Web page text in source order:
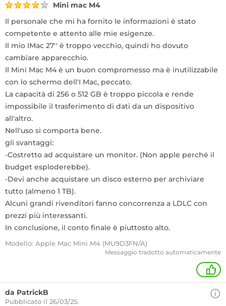
Mini mac M4
Il personale che mi ha fornito le informazioni è stato
competente e attento alle mie esigenze.
Il mio IMac 27'' è troppo vecchio, quindi ho dovuto
cambiare apparecchio.
Il Mini Mac M4 è un buon compromesso ma è inutilizzabile
con lo schermo dell'I Mac, peccato.
La capacità di 256 o 512 GB è troppo piccola e rende
impossibile il trasferimento di dati da un dispositivo
all'altro.
Nell'uso si comporta bene.
gli svantaggi:
-Costretto ad acquistare un monitor. (Non apple perché il
budget esploderebbe).
-Devi anche acquistare un disco esterno per archiviare
tutto (almeno 1 TB).
Alcuni grandi rivenditori fanno concorrenza a LDLC con
prezzi più interessanti.
In conclusione, il conto finale è piuttosto alto.
Modello: Apple Mac Mini M4 (MU9D3FN/A)
Messaggio tradotto automaticamente
+
da PatrickB
Pubblicato il 26/03/25.